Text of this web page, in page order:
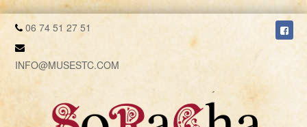
06 74 51 27 51
INFO@MUSESTC.COM